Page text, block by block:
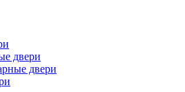
двери
двери